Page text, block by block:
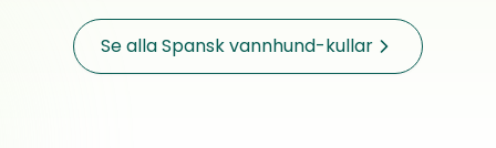
Född
Se alla Spansk vannhund-kullar